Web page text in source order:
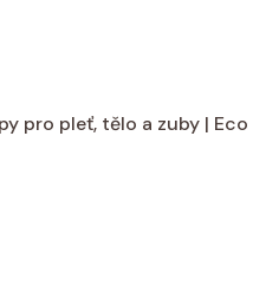
pro pleť, tělo a zuby |